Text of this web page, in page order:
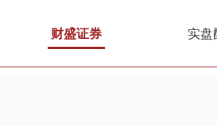
财盛证券 实盘